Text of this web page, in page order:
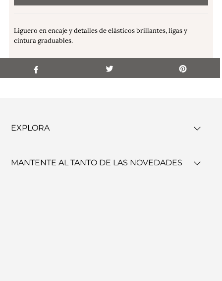
Liguero en encaje y detalles de elásticos brillantes, ligas y
cintura graduables.
EXPLORA
MANTENTE AL TANTO DE LAS NOVEDADES